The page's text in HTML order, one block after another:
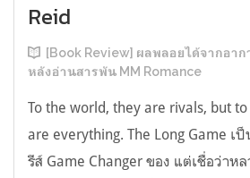
Reid
[Book Review] ผลพลอยได้จากอา
หลังอ่านสารพัน MM Romance
To the world, they are rivals, but
are everything. The Long Game เ
รีส์ Game Changer ของ แต่เชื่อว่าหล